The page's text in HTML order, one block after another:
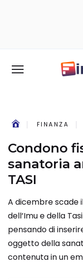
FINANZA
Condono
sanatoria
TASI
A dicembre scade
dell’Imu e della
pensando di
oggetto della
contenuta in un